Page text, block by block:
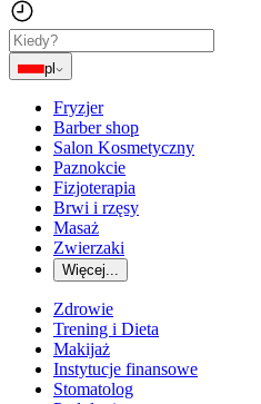
pl
Fryzjer
Barber shop
Salon Kosmetyczny
Paznokcie
Fizjoterapia
Brwi i rzęsy
Masaż
Zwierzaki
Więcej...
Zdrowie
Trening i Dieta
Makijaż
Instytucje finansowe
Stomatolog